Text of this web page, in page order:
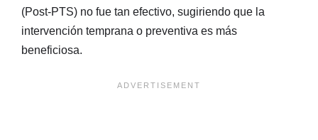
(Post-PTS) no fue tan efectivo, sugiriendo que la
intervención temprana o preventiva es más
beneficiosa.